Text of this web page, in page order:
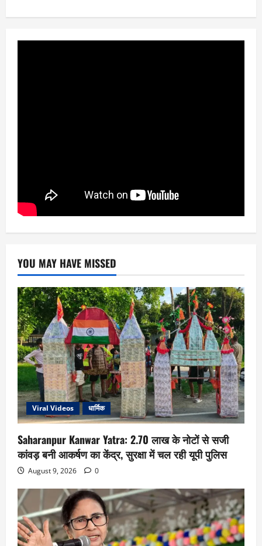
YOU MAY HAVE MISSED
Viral Videos धार्मिक
Saharanpur Kanwar Yatra: 2.70 लाख के नोटों से सजी
कांवड़ बनी आकर्षण का केंद्र, सुरक्षा में चल रही यूपी पुलिस
August 9, 2026 0